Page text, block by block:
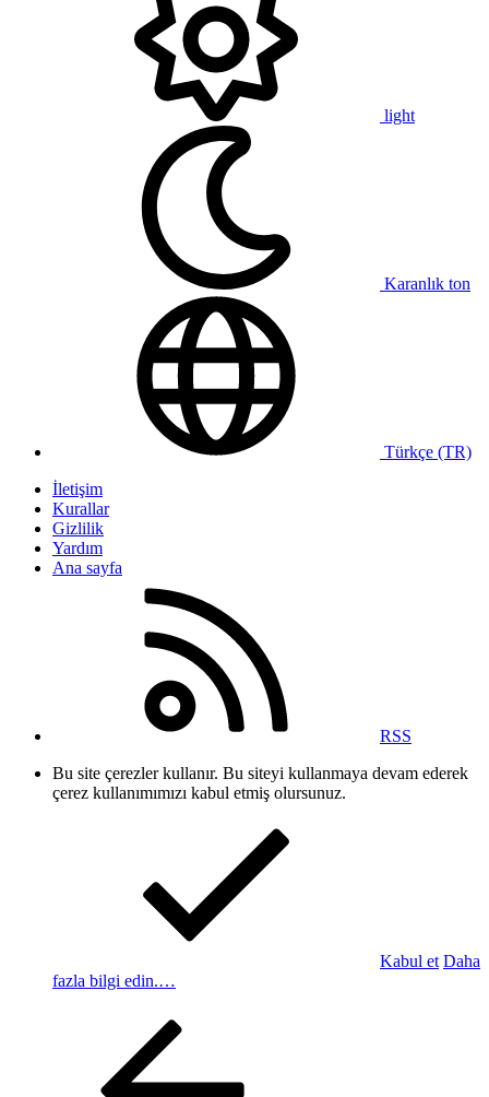
light
Karanlık ton
Türkçe (TR)
İletişim
Kurallar
Gizlilik
Yardım
Ana sayfa
RSS
Bu site çerezler kullanır. Bu siteyi kullanmaya devam ederek
çerez kullanımımızı kabul etmiş olursunuz.
Kabul et Daha
fazla bilgi edin.…